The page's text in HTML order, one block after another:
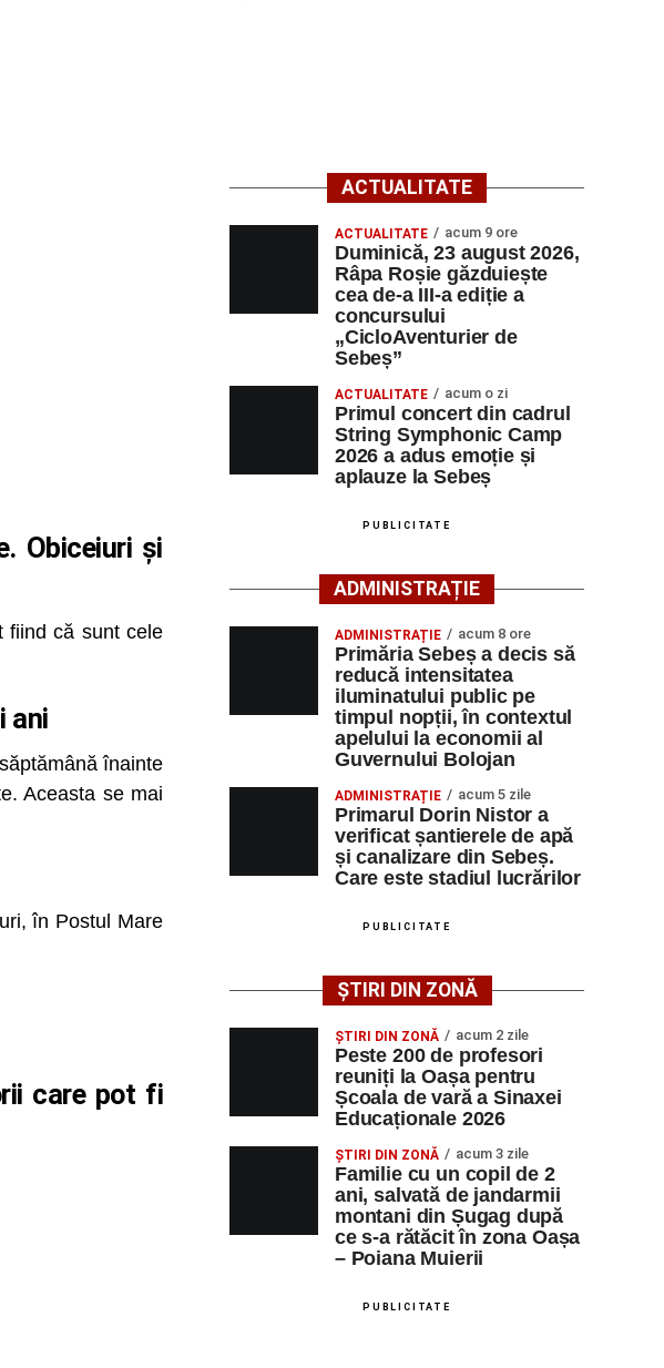
Obiceiuri și
fiind că sunt cele
ani
înainte
Aceasta se mai
în Postul Mare
care pot fi
ACTUALITATE
ACTUALITATE acum 9 ore
Duminică, 23 august 2026,
Râpa Roșie găzduiește
cea de-a III-a ediție a
concursului
„CicloAventurier de
Sebeș”
ACTUALITATE acum o zi
Primul concert din cadrul
String Symphonic Camp
2026 a adus emoție și
aplauze la Sebeș
PUBLICITATE
ADMINISTRAȚIE
ADMINISTRAȚIE acum 8 ore
Primăria Sebeș a decis să
reducă intensitatea
iluminatului public pe
timpul nopții, în contextul
apelului la economii al
Guvernului Bolojan
ADMINISTRAȚIE acum 5 zile
Primarul Dorin Nistor a
verificat șantierele de apă
și canalizare din Sebeș.
Care este stadiul lucrărilor
PUBLICITATE
ȘTIRI DIN ZONĂ
ȘTIRI DIN ZONĂ acum 2 zile
Peste 200 de profesori
reuniți la Oașa pentru
Școala de vară a Sinaxei
Educaționale 2026
ȘTIRI DIN ZONĂ acum 3 zile
Familie cu un copil de 2
ani, salvată de jandarmii
montani din Șugag după
ce s-a rătăcit în zona Oașa
– Poiana Muierii
PUBLICITATE